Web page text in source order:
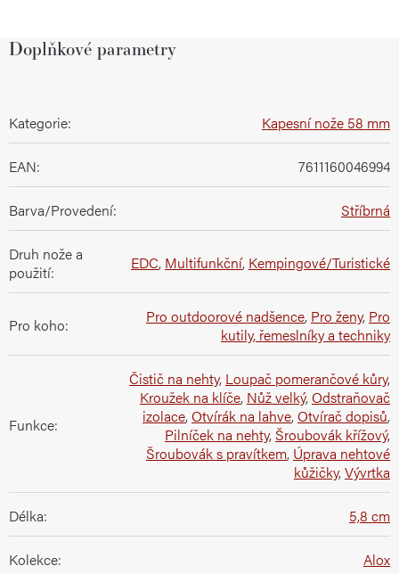
Doplňkové parametry
Kategorie: Kapesní nože 58 mm
EAN: 7611160046994
Barva/Provedení: Stříbrná
Druh nože a
použití: EDC, Multifunkční, Kempingové/Turistické
Pro koho: Pro outdoorové nadšence, Pro ženy, Pro
kutily, řemeslníky a techniky
Funkce:
Čistič na nehty, Loupač pomerančové kůry,
Kroužek na klíče, Nůž velký,Odstraňovač
izolace,Otvírák na lahve,Otvírač dopisů,
Pilníček na nehty, Šroubovák křížový,
Šroubovák s pravítkem, Úprava nehtové
kůžičky,Vývrtka
Délka: 5,8 cm
Kolekce: Alox